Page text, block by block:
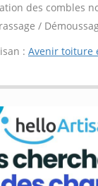
des combles
/
: Avenir toiture